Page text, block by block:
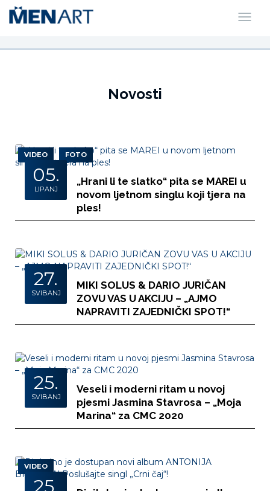
Novosti
VIDEO FOTO
05.
LIPANJ
„Hrani li te slatko“ pita se MAREI u
novom ljetnom singlu koji tjera na
ples!
27.
SVIBANJ
MIKI SOLUS & DARIO JURIČAN
ZOVU VAS U AKCIJU – „AJMO
NAPRAVITI ZAJEDNIČKI SPOT!“
25.
SVIBANJ
Veseli i moderni ritam u novoj
pjesmi Jasmina Stavrosa – „Moja
Marina“ za CMC 2020
VIDEO
25.